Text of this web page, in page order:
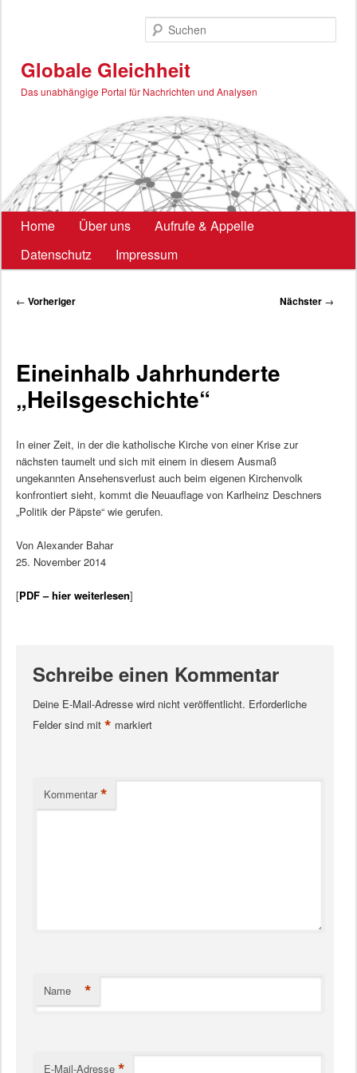
Globale Gleichheit
Das unabhängige Portal für Nachrichten und Analysen
Hauptmenü
Home Über uns
Aufrufe & Appelle
Datenschutz
Impressum
Beitragsnavigation
← Vorheriger Nächster →
Eineinhalb Jahrhunderte
„Heilsgeschichte“
In einer Zeit, in der die katholische Kirche von einer Krise zur
nächsten taumelt und sich mit einem in diesem Ausmaß
ungekannten Ansehensverlust auch beim eigenen Kirchenvolk
konfrontiert sieht, kommt die Neuauflage von Karlheinz Deschners
„Politik der Päpste“ wie gerufen.
Von Alexander Bahar
25. November 2014
[PDF – hier weiterlesen]
Schreibe einen Kommentar
Deine E-Mail-Adresse wird nicht veröffentlicht. Erforderliche
Felder sind mit * markiert
Kommentar *
Name *
E-Mail-Adresse